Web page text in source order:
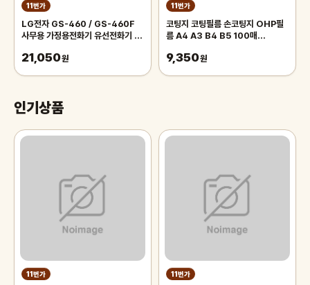
11번가
LG전자 GS-460 / GS-460F
사무용 가정용전화기 유선전화기 모
점 )
21,050원
11번가
코팅지 코팅필름 손코팅지 OHP필
름 A4 A3 B4 B5 100매
9,350원
인기상품
11번가 11번가